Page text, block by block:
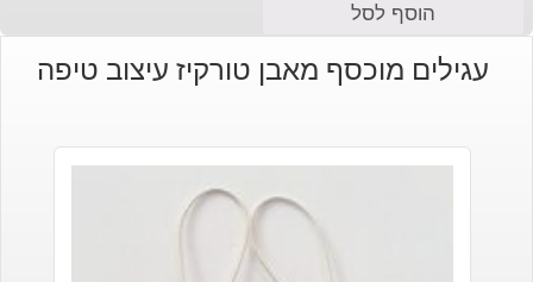
הוסף לסל
עגילים מוכסף מאבן טורקיז עיצוב טיפה